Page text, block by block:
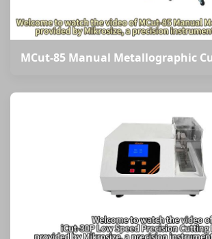
MCut-85 Manual Metallographic